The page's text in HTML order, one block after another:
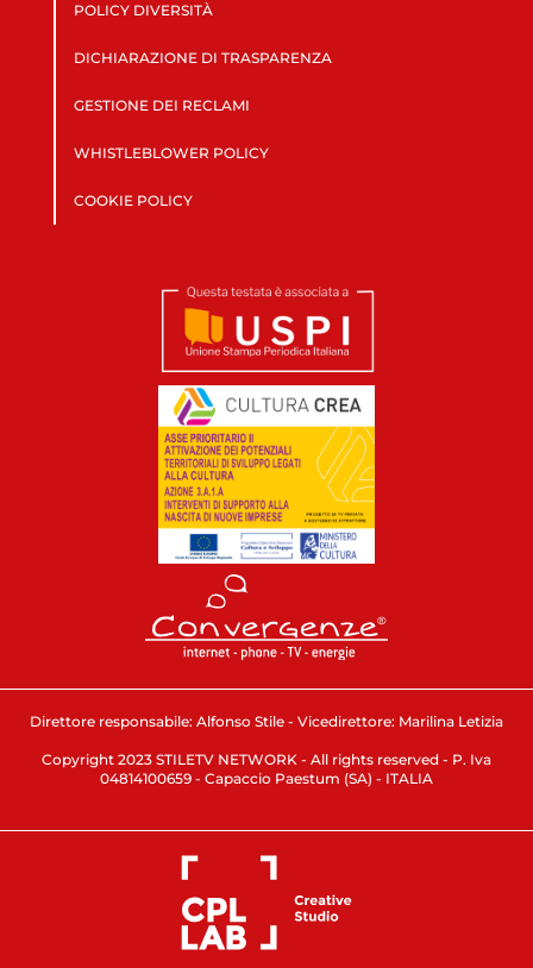
POLICY DIVERSITÀ
DICHIARAZIONE DI TRASPARENZA
GESTIONE DEI RECLAMI
WHISTLEBLOWER POLICY
COOKIE POLICY
Direttore responsabile: Alfonso Stile - Vicedirettore: Marilina Letizia
Copyright 2023 STILETV NETWORK - All rights reserved - P. Iva
04814100659 - Capaccio Paestum (SA) - ITALIA